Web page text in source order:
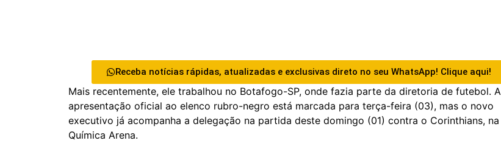
Receba notícias rápidas, atualizadas e exclusivas direto no seu WhatsApp! Clique aqui!
Mais recentemente, ele trabalhou no Botafogo-SP, onde fazia parte da diretoria de futebol. A
apresentação oficial ao elenco rubro-negro está marcada para terça-feira (03), mas o novo
executivo já acompanha a delegação na partida deste domingo (01) contra o Corinthians, na
Química Arena.